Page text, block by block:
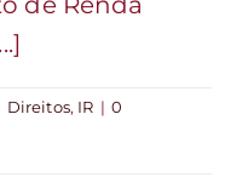
Direitos, IR | 0